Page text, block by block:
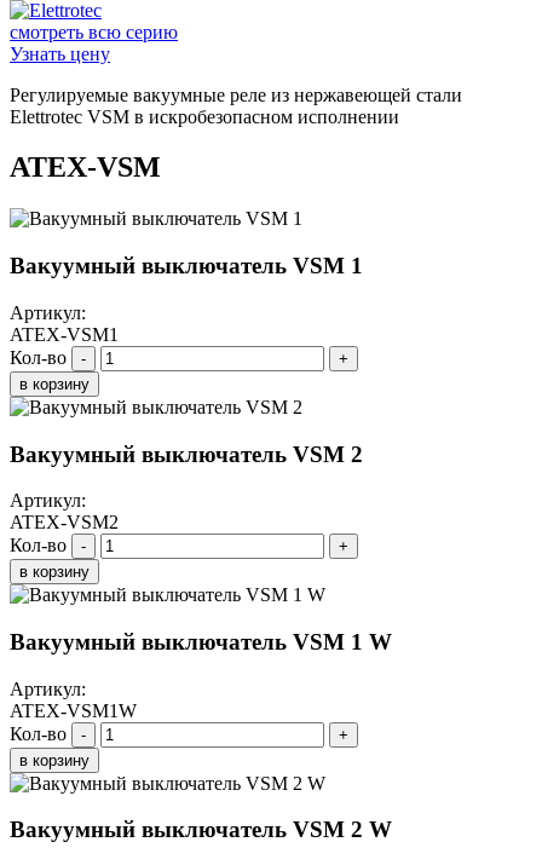
смотреть всю серию
Узнать цену
Регулируемые вакуумные реле из нержавеющей стали
Elettrotec VSM в искробезопасном исполнении
ATEX-VSM
Вакуумный выключатель VSM 1
Артикул:
ATEX-VSM1
Кол-во
-
+
в корзину
Вакуумный выключатель VSM 2
Артикул:
ATEX-VSM2
Кол-во
-
+
в корзину
Вакуумный выключатель VSM 1 W
Артикул:
ATEX-VSM1W
Кол-во
-
+
в корзину
Вакуумный выключатель VSM 2 W